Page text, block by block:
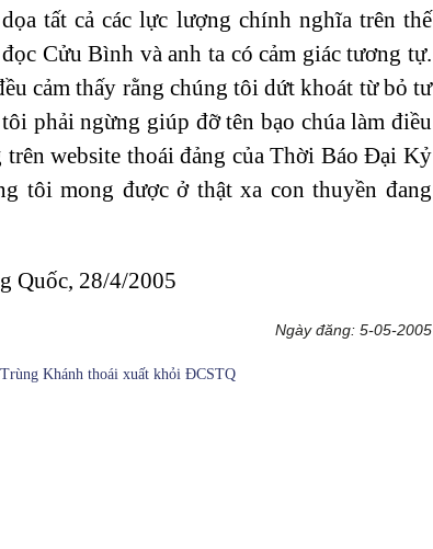
tất cả các lực lượng chính nghĩa trên thế
Cửu Bình và anh ta có cảm giác tương tự.
cảm thấy rằng chúng tôi dứt khoát từ bỏ tư
phải ngừng giúp đỡ tên bạo chúa làm điều
website thoái đảng của Thời Báo Đại Kỷ
tôi mong được ở thật xa con thuyền đang
Quốc, 28/4/2005
Ngày đăng: 5-05-2005
Khánh thoái xuất khỏi ĐCSTQ